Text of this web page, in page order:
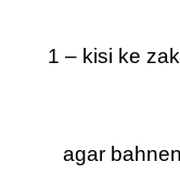
1 – kisi ke
agar